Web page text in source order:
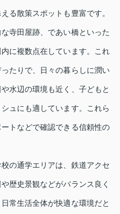
る散策スポットも豊富です。
寺田屋跡、であい橋といった
に複数点在しています。これ
たりで、日々の暮らしに潤い
水辺の環境も近く、子どもと
ュにも適しています。これら
トなどで確認できる信頼性の
の通学エリアは、鉄道アクセ
歴史景観などがバランス良く
常生活全体が快適な環境だと